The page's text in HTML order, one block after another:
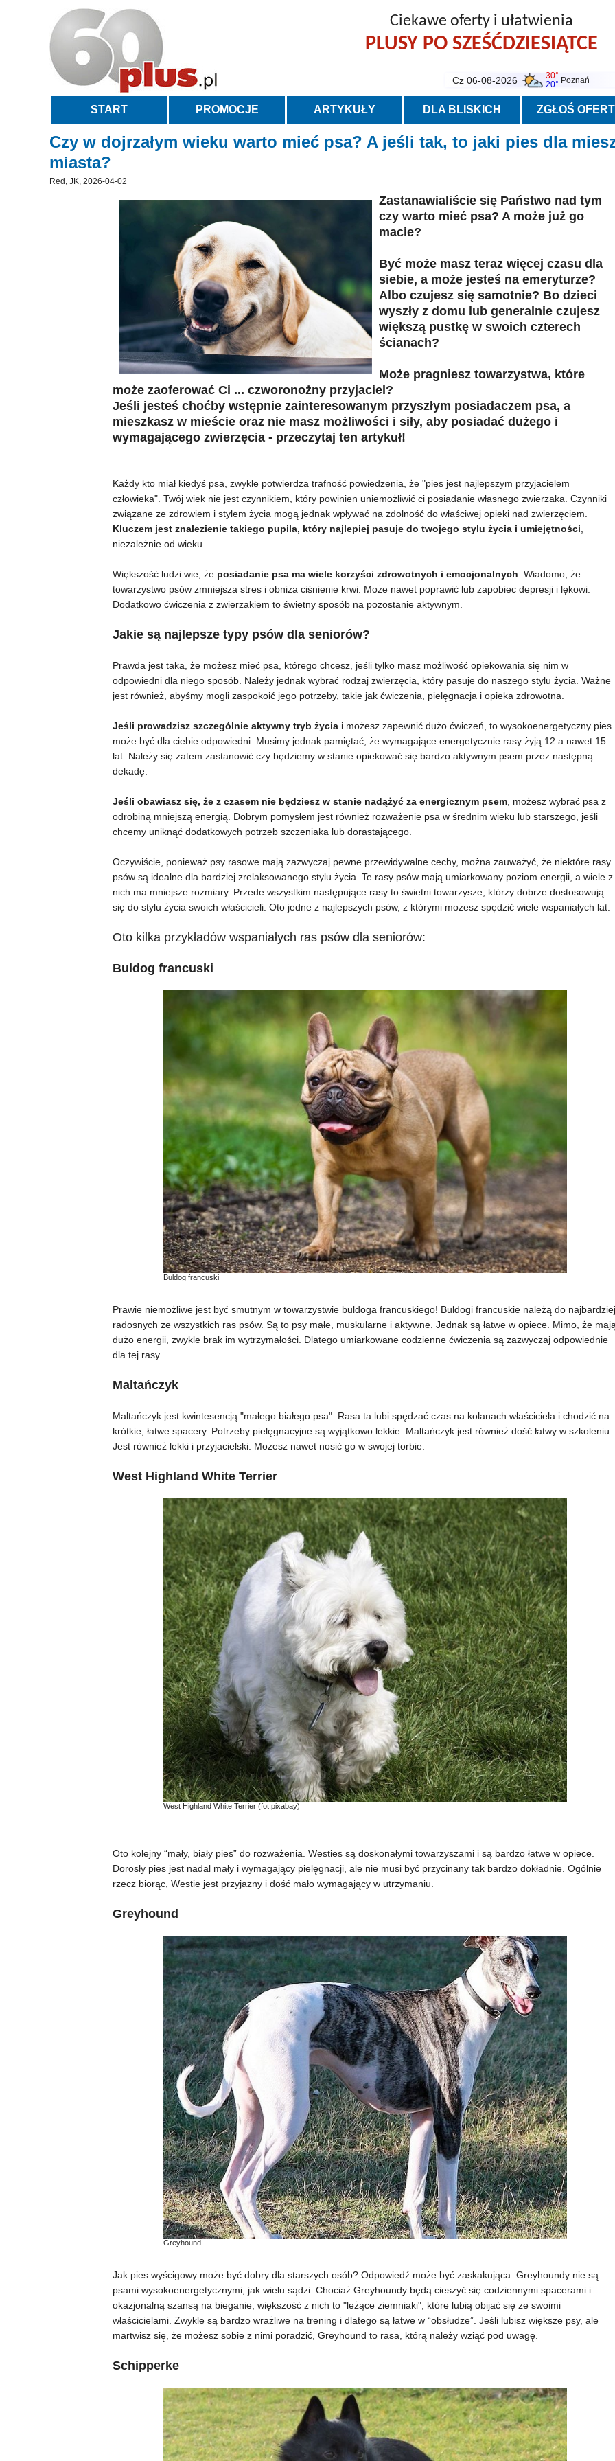
Ciekawe oferty i ułatwienia
PLUSY PO SZEŚĆDZIESIĄTCE
Cz 06-08-2026
30°
20° Poznań
START PROMOCJE ARTYKUŁY DLA BLISKICH ZGŁOŚ
Czy w dojrzałym wieku warto mieć psa? A jeśli tak, to jaki pies dla
miasta?
Red, JK, 2026-04-02
Zastanawialiście się Państwo nad tym
czy warto mieć psa? A może już go
macie?
Być może masz teraz więcej czasu dla
siebie, a może jesteś na emeryturze?
Albo czujesz się samotnie? Bo dzieci
wyszły z domu lub generalnie czujesz
większą pustkę w swoich czterech
ścianach?
Może pragniesz towarzystwa, które
może zaoferować Ci ... czworonożny przyjaciel?
Jeśli jesteś choćby wstępnie zainteresowanym przyszłym posiadaczem psa, a
mieszkasz w mieście oraz nie masz możliwości i siły, aby posiadać dużego i
wymagającego zwierzęcia - przeczytaj ten artykuł!
Każdy kto miał kiedyś psa, zwykle potwierdza trafność powiedzenia, że "pies jest najlepszym przyjacielem
człowieka". Twój wiek nie jest czynnikiem, który powinien uniemożliwić ci posiadanie własnego zwierzaka. Czynniki
związane ze zdrowiem i stylem życia mogą jednak wpływać na zdolność do właściwej opieki nad zwierzęciem.
Kluczem jest znalezienie takiego pupila, który najlepiej pasuje do twojego stylu życia i umiejętności
niezależnie od wieku.
Większość ludzi wie, że posiadanie psa ma wiele korzyści zdrowotnych i emocjonalnych . Wiadomo, że
towarzystwo psów zmniejsza stres i obniża ciśnienie krwi. Może nawet poprawić lub zapobiec depresji i lękowi.
Dodatkowo ćwiczenia z zwierzakiem to świetny sposób na pozostanie aktywnym.
Jakie są najlepsze typy psów dla seniorów?
Prawda jest taka, że ​​możesz mieć psa, którego chcesz, jeśli tylko masz możliwość opiekowania się nim w
odpowiedni dla niego sposób. Należy jednak wybrać rodzaj zwierzęcia, który pasuje do naszego stylu życia. Ważne
jest również, abyśmy mogli zaspokoić jego potrzeby, takie jak ćwiczenia, pielęgnacja i opieka zdrowotna.
Jeśli prowadzisz szczególnie aktywny tryb życia i możesz zapewnić dużo ćwiczeń, to wysokoenergetyczny pies
może być dla ciebie odpowiedni. Musimy jednak pamiętać, że wymagające energetycznie rasy żyją 12 a nawet 15
lat. Należy się zatem zastanowić czy będziemy w stanie opiekować się bardzo aktywnym psem przez następną
dekadę.
Jeśli obawiasz się, że z czasem nie będziesz w stanie nadążyć za energicznym psem , możesz wybrać psa z
odrobiną mniejszą energią. Dobrym pomysłem jest również rozważenie psa w średnim wieku lub starszego, jeśli
chcemy uniknąć dodatkowych potrzeb szczeniaka lub dorastającego.
Oczywiście, ponieważ psy rasowe mają zazwyczaj pewne przewidywalne cechy, można zauważyć, że niektóre rasy
psów są idealne dla bardziej zrelaksowanego stylu życia. Te rasy psów mają umiarkowany poziom energii, a wiele z
nich ma mniejsze rozmiary. Przede wszystkim następujące rasy to świetni towarzysze, którzy dobrze dostosowują
się do stylu życia swoich właścicieli. Oto jedne z najlepszych psów, z którymi możesz spędzić wiele wspaniałych lat.
Oto kilka przykładów wspaniałych ras psów dla seniorów:
Buldog francuski
Buldog francuski
Prawie niemożliwe jest być smutnym w towarzystwie buldoga francuskiego! Buldogi francuskie należą do najbardziej
radosnych ze wszystkich ras psów. Są to psy małe, muskularne i aktywne. Jednak są łatwe w opiece. Mimo, że
dużo energii, zwykle brak im wytrzymałości. Dlatego umiarkowane codzienne ćwiczenia są zazwyczaj odpowiednie
dla tej rasy.
Maltańczyk
Maltańczyk jest kwintesencją "małego białego psa". Rasa ta lubi spędzać czas na kolanach właściciela i chodzić na
krótkie, łatwe spacery. Potrzeby pielęgnacyjne są wyjątkowo lekkie. Maltańczyk jest również dość łatwy w szkoleniu.
Jest również lekki i przyjacielski. Możesz nawet nosić go w swojej torbie.
West Highland White Terrier
West Highland White Terrier (fot.pixabay)
Oto kolejny “mały, biały pies” do rozważenia. Westies są doskonałymi towarzyszami i są bardzo łatwe w opiece.
Dorosły pies jest nadal mały i wymagający pielęgnacji, ale nie musi być przycinany tak bardzo dokładnie. Ogólnie
rzecz biorąc, Westie jest przyjazny i dość mało wymagający w utrzymaniu.
Greyhound
Greyhound
Jak pies wyścigowy może być dobry dla starszych osób? Odpowiedź może być zaskakująca. Greyhoundy nie są
psami wysokoenergetycznymi, jak wielu sądzi. Chociaż Greyhoundy będą cieszyć się codziennymi spacerami i
okazjonalną szansą na bieganie, większość z nich to "leżące ziemniaki", które lubią obijać się ze swoimi
właścicielami. Zwykle są bardzo wrażliwe na trening i dlatego są łatwe w “obsłudze”. Jeśli lubisz większe psy, ale
martwisz się, że możesz sobie z nimi poradzić, Greyhound to rasa, którą należy wziąć pod uwagę.
Schipperke